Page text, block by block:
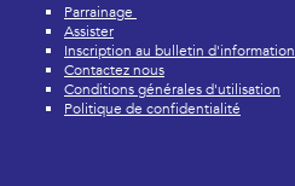
Parrainage
Assister
Inscription au bulletin d'information
Contactez nous
Conditions générales d'utilisation
Politique de confidentialité